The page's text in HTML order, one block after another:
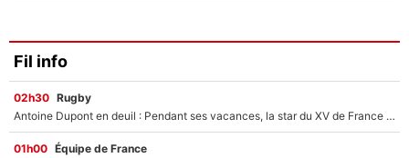
Fil info
02h30 Rugby
Antoine Dupont en deuil : Pendant ses vacances, la star du XV de France a perdu sa grand-mère
01h00 Équipe de France